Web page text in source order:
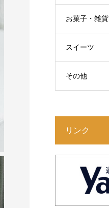
お菓子・雑貨
スイーツ
その他
リンク